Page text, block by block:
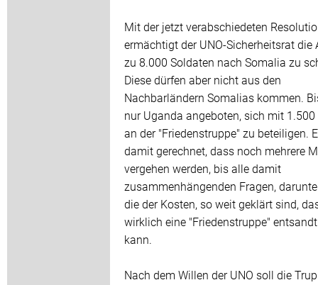
Mit der jetzt verabschiedeten
ermächtigt der UNO-Sicherheitsrat die
zu 8.000 Soldaten nach Somalia zu
Diese dürfen aber nicht aus den
Nachbarländern Somalias kommen.
nur Uganda angeboten, sich mit
an der "Friedenstruppe" zu beteiligen.
damit gerechnet, dass noch mehrere
vergehen werden, bis alle damit
zusammenhängenden Fragen,
die der Kosten, so weit geklärt sind,
wirklich eine "Friedenstruppe"
kann.
Nach dem Willen der UNO soll die